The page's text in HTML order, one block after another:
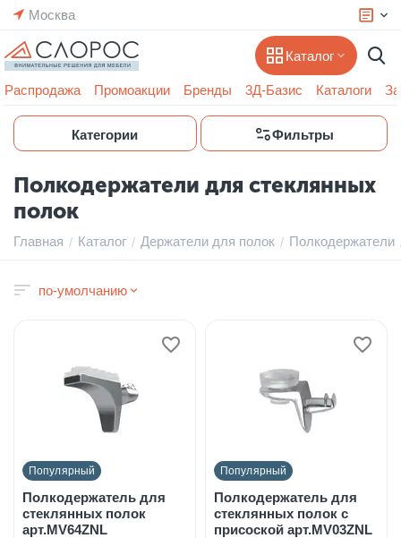
Москва
Каталог
Распродажа Промоакции Бренды 3Д-Базис Каталоги
Категории Фильтры
Полкодержатели для стеклянных
полок
Главная / Каталог / Держатели для полок / Полкодержатели
по-умолчанию
Популярный
Полкодержатель для
стеклянных полок
арт.MV64ZNL
Популярный
Полкодержатель для
стеклянных полок с
присоской арт.MV03ZNL